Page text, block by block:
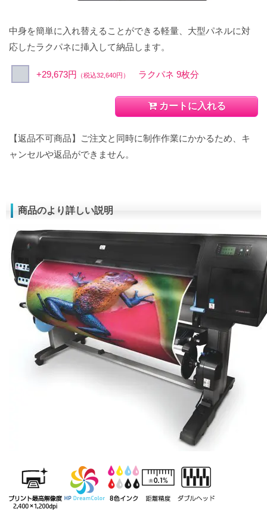
中身を簡単に入れ替えることができる軽量、大型パネルに対
応したラクパネに挿入して納品します。
+29,673円 （税込32,640円） ラクパネ 9枚分
カートに入れる
【返品不可商品】ご注文と同時に制作作業にかかるため、キ
ャンセルや返品ができません。
商品のより詳しい説明